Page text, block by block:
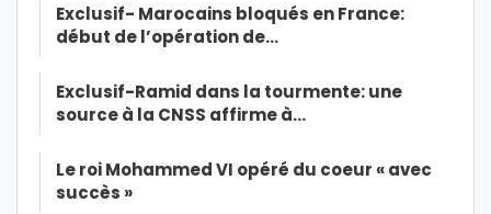
Exclusif- Marocains bloqués en France:
début de l’opération de…
Exclusif-Ramid dans la tourmente: une
source à la CNSS affirme à…
Le roi Mohammed VI opéré du coeur « avec
succès »